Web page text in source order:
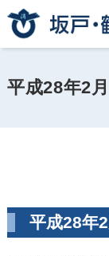
平成28年2
平成28年